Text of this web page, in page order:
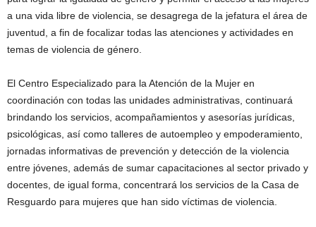
a una vida libre de violencia, se desagrega de la jefatura el área de
juventud, a fin de focalizar todas las atenciones y actividades en
temas de violencia de género.
El Centro Especializado para la Atención de la Mujer en
coordinación con todas las unidades administrativas, continuará
brindando los servicios, acompañamientos y asesorías jurídicas,
psicológicas, así como talleres de autoempleo y empoderamiento,
jornadas informativas de prevención y detección de la violencia
entre jóvenes, además de sumar capacitaciones al sector privado y
docentes, de igual forma, concentrará los servicios de la Casa de
Resguardo para mujeres que han sido víctimas de violencia.